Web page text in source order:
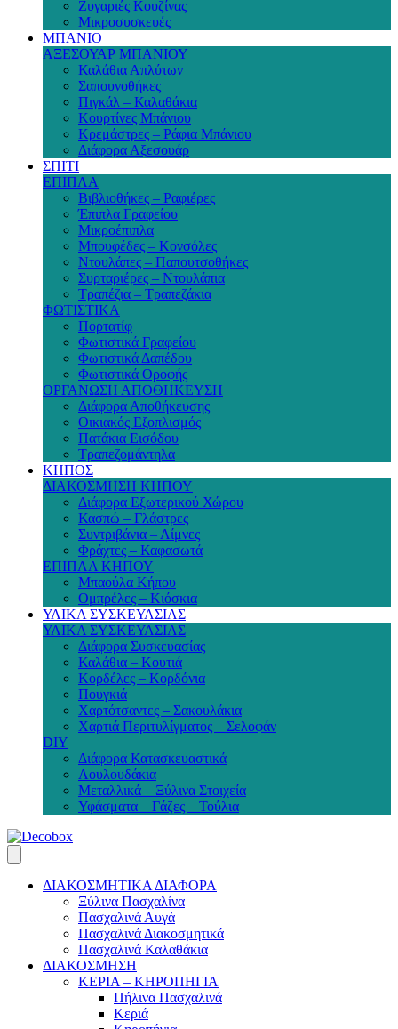
Ζυγαριές Κουζίνας
Μικροσυσκευές
ΜΠΑΝΙΟ
ΑΞΕΣΟΥΑΡ ΜΠΑΝΙΟΥ
Καλάθια Απλύτων
Σαπουνοθήκες
Πιγκάλ – Καλαθάκια
Κουρτίνες Μπάνιου
Κρεμάστρες – Ράφια Μπάνιου
Διάφορα Αξεσουάρ
ΣΠΙΤΙ
ΕΠΙΠΛΑ
Βιβλιοθήκες – Ραφιέρες
Έπιπλα Γραφείου
Μικροέπιπλα
Μπουφέδες – Κονσόλες
Ντουλάπες – Παπουτσοθήκες
Συρταριέρες – Ντουλάπια
Τραπέζια – Τραπεζάκια
ΦΩΤΙΣΤΙΚΑ
Πορτατίφ
Φωτιστικά Γραφείου
Φωτιστικά Δαπέδου
Φωτιστικά Οροφής
ΟΡΓΑΝΩΣΗ ΑΠΟΘΗΚΕΥΣΗ
Διάφορα Αποθήκευσης
Οικιακός Εξοπλισμός
Πατάκια Εισόδου
Τραπεζομάντηλα
ΚΗΠΟΣ
ΔΙΑΚΟΣΜΗΣΗ ΚΗΠΟΥ
Διάφορα Εξωτερικού Χώρου
Κασπώ – Γλάστρες
Συντριβάνια – Λίμνες
Φράχτες – Καφασωτά
ΕΠΙΠΛΑ ΚΗΠΟΥ
Μπαούλα Κήπου
Ομπρέλες – Κιόσκια
ΥΛΙΚΑ ΣΥΣΚΕΥΑΣΙΑΣ
ΥΛΙΚΑ ΣΥΣΚΕΥΑΣΙΑΣ
Διάφορα Συσκευασίας
Καλάθια – Κουτιά
Κορδέλες – Κορδόνια
Πουγκιά
Χαρτότσαντες – Σακουλάκια
Χαρτιά Περιτυλίγματος – Σελοφάν
DIY
Διάφορα Κατασκευαστικά
Λουλουδάκια
Μεταλλικά – Ξύλινα Στοιχεία
Υφάσματα – Γάζες – Τούλια
ΔΙΑΚΟΣΜΗΤΙΚΑ ΔΙΑΦΟΡΑ
Ξύλινα Πασχαλίνα
Πασχαλινά Αυγά
Πασχαλινά Διακοσμητικά
Πασχαλινά Καλαθάκια
ΔΙΑΚΟΣΜΗΣΗ
ΚΕΡΙΑ – ΚΗΡΟΠΗΓΙΑ
Πήλινα Πασχαλινά
Κεριά